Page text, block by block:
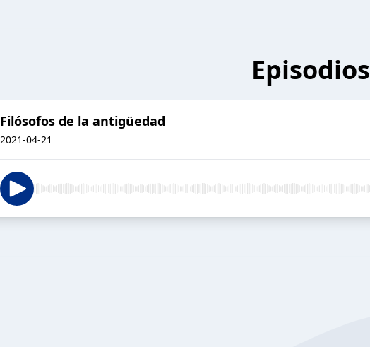
Episodios
Filósofos de la antigüedad
2021-04-21